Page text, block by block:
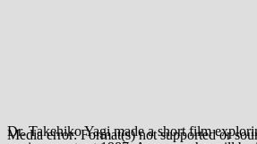
Media error: Format(s) not supported or
Dr. Takehiko Yagi made a short film